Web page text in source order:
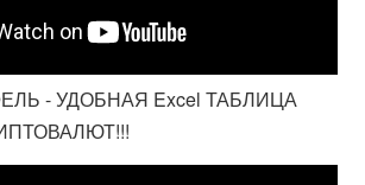
- УДОБНАЯ Excel ТАБЛИЦА